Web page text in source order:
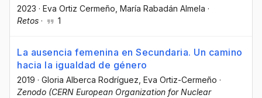
2023 · Eva Ortiz Cermeño , María Rabadán Almela ·
Retos · 1
La ausencia femenina en Secundaria. Un camino
hacia la igualdad de género
2019 · Gloria Alberca Rodríguez , Eva Ortiz-Cermeño ·
Zenodo (CERN European Organization for Nuclear